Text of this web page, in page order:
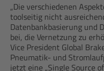
„Die verschiedenen
toolseitig nicht
Datenbankbasierung und
bei, die Vernetzung zu
Vice President Global
Pneumatik- und
jetzt eine „Single Source